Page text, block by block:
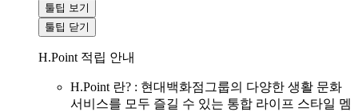
툴팁 보기
툴팁 닫기
H.Point 적립 안내
H.Point 란? : 현대백화점그룹의 다양한 생활 문화
서비스를 모두 즐길 수 있는 통합 라이프 스타일 멤